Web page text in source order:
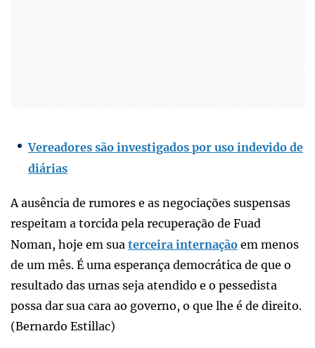
Vereadores são investigados por uso indevido de
diárias
A ausência de rumores e as negociações suspensas
respeitam a torcida pela recuperação de Fuad
Noman, hoje em sua terceira internação em menos
de um mês. É uma esperança democrática de que o
resultado das urnas seja atendido e o pessedista
possa dar sua cara ao governo, o que lhe é de direito.
(Bernardo Estillac)